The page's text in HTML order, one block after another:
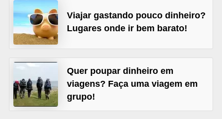
Viajar gastando pouco dinheiro?
Lugares onde ir bem barato!
Quer poupar dinheiro em
viagens? Faça uma viagem em
grupo!
e
s
f
n
a
n
c